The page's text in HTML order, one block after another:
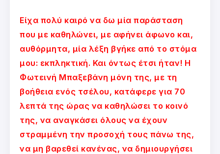
Είχα πολύ καιρό να δω μία παράσταση
που με καθηλώνει, με αφήνει άφωνο και,
αυθόρμητα, μία λέξη βγήκε από το στόμα
μου: εκπληκτική. Και όντως έτσι ήταν! Η
Φωτεινή Μπαξεβάνη μόνη της, με τη
βοήθεια ενός τσέλου, κατάφερε για 70
λεπτά της ώρας να καθηλώσει το κοινό
της, να αναγκάσει όλους να έχουν
στραμμένη την προσοχή τους πάνω της,
να μη βαρεθεί κανένας, να δημιουργήσει